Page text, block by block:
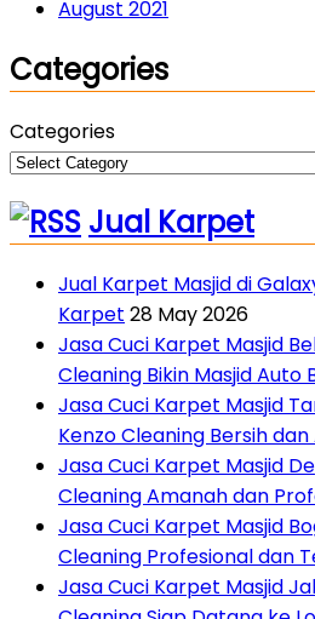
August 2021
Categories
Categories
Jual Karpet
Jual Karpet Masjid di
Karpet 28 May 2026
Jasa Cuci Karpet Masjid
Cleaning Bikin Masjid Auto
Jasa Cuci Karpet Masjid
Kenzo Cleaning Bersih
Jasa Cuci Karpet Masjid
Cleaning Amanah dan
Jasa Cuci Karpet Masjid
Cleaning Profesional dan
Jasa Cuci Karpet Masjid